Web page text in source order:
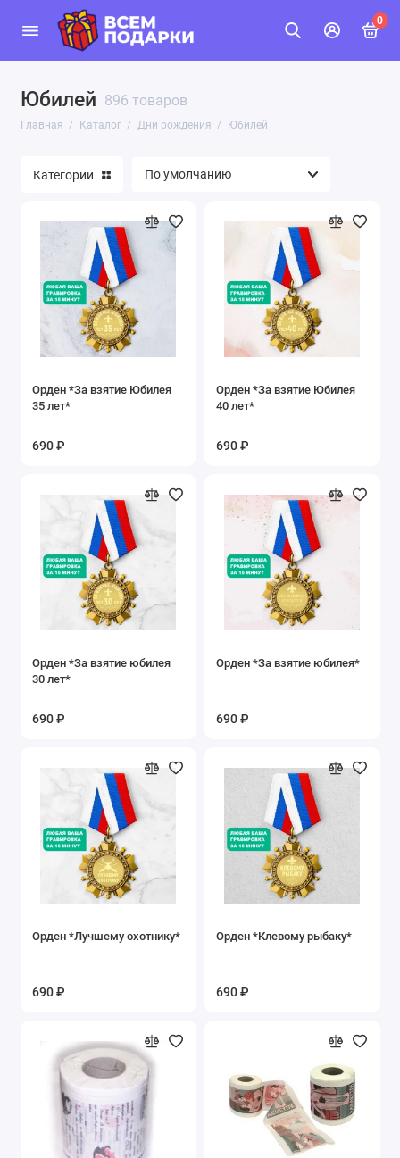
0
Юбилей 896 товаров
Главная Каталог Дни рождения Юбилей
Категории
Орден *За взятие Юбилея
35 лет*
690 ₽
Орден *За взятие Юбилея
40 лет*
690 ₽
Орден *За взятие юбилея
30 лет*
690 ₽
Орден *За взятие юбилея*
690 ₽
Орден *Лучшему охотнику*
690 ₽
Орден *Клевому рыбаку*
690 ₽